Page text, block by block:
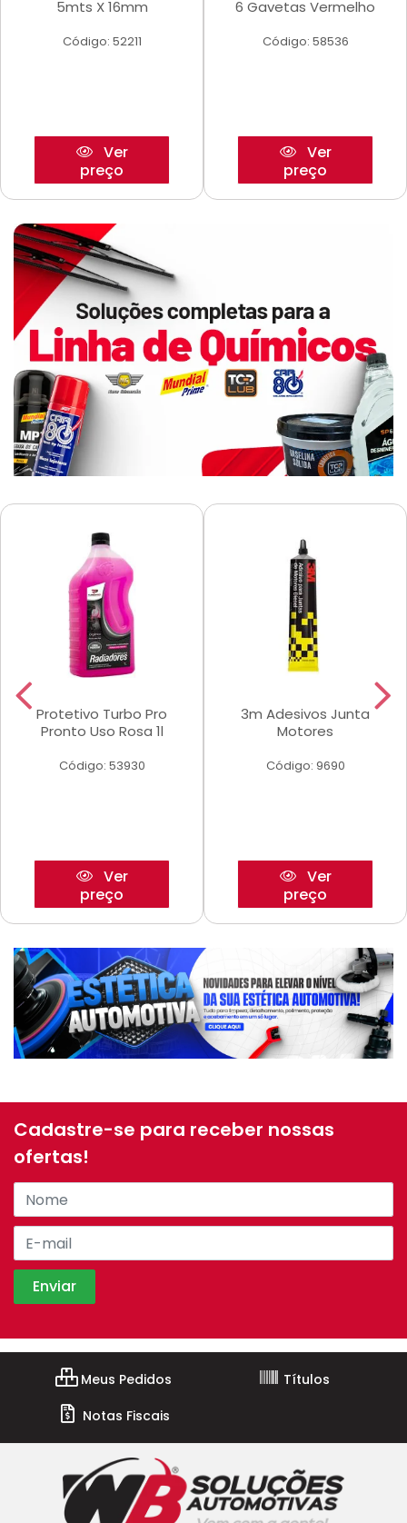
5mts X 16mm
Código: 52211
Ver
preço
6 Gavetas Vermelho
Código: 58536
Ver
preço
Protetivo Turbo Pro
Pronto Uso Rosa 1l
Código: 53930
Ver
preço
3m Adesivos Junta
Motores
Código: 9690
Ver
preço
Cadastre-se para receber nossas
ofertas!
Meus Pedidos
Títulos
Notas Fiscais